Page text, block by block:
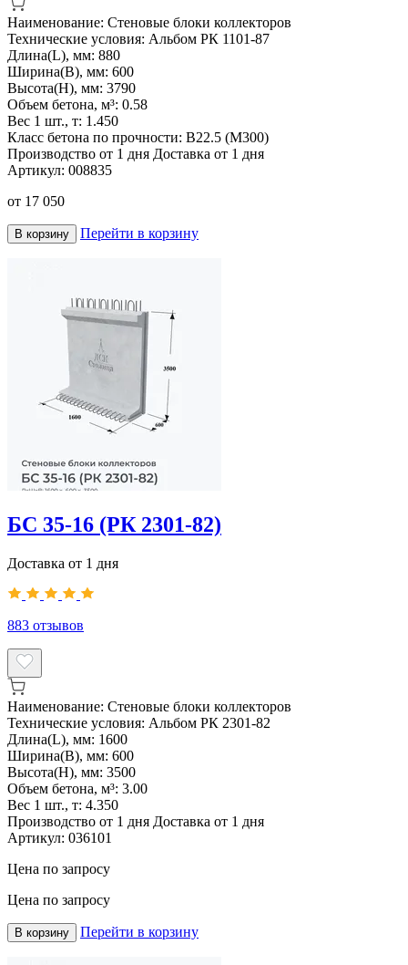
Наименование: Стеновые блоки коллекторов
Технические условия: Альбом РК 1101-87
Длина(L), мм: 880
Ширина(B), мм: 600
Высота(H), мм: 3790
Объем бетона, м³: 0.58
Вес 1 шт., т: 1.450
Класс бетона по прочности: В22.5 (М300)
Производство от 1 дня Доставка от 1 дня
Артикул: 008835
от 17 050
В корзину Перейти в корзину
БС 35-16 (РК 2301-82)
Доставка от 1 дня
883 отзывов
Наименование: Стеновые блоки коллекторов
Технические условия: Альбом РК 2301-82
Длина(L), мм: 1600
Ширина(B), мм: 600
Высота(H), мм: 3500
Объем бетона, м³: 3.00
Вес 1 шт., т: 4.350
Производство от 1 дня Доставка от 1 дня
Артикул: 036101
Цена по запросу
Цена по запросу
В корзину Перейти в корзину